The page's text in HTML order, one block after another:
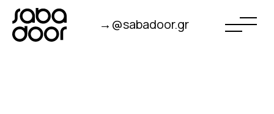
→@sabadoor.gr